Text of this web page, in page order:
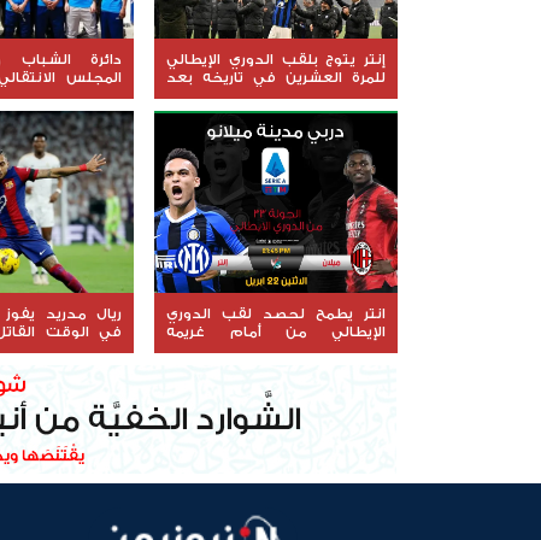
إنتر يتوج بلقب الدوري الإيطالي
للمرة العشرين في تاريخه بعد
فوزه على غريمه الأزلي ميلان
دائرة الشباب
المجلس
تدريبية لمدربي
لكرة القدم
انتر يطمح لحصد لقب الدوري
الإيطالي من أمام غريمه
التقليدي ميلان في ديربي
ريال مدريد
في الوقت
حصد لقب الليجا